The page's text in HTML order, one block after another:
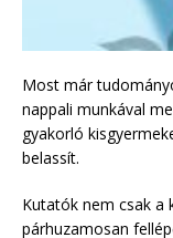
Most már
nappali munkával
gyakorló
belassít.
Kutatók nem csak a
párhuzamosan